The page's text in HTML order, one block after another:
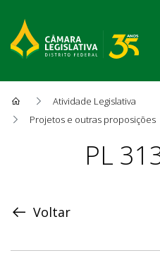
Atividade Legislativa
Projetos e outras proposições
Proposição
PL
Voltar